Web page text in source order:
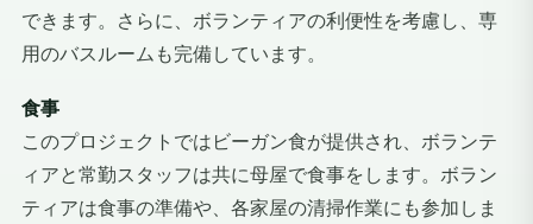
できます。さらに、ボランティアの利便性を考慮し、専
用のバスルームも完備しています。
食事
このプロジェクトではビーガン食が提供され、ボランテ
ィアと常勤スタッフは共に母屋で食事をします。ボラン
ティアは食事の準備や、各家屋の清掃作業にも参加しま